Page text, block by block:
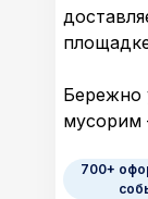
Бережно
мусорим
700+